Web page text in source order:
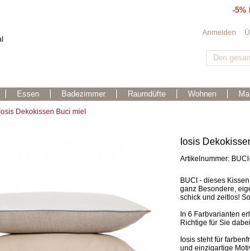
-5%
Essen Badezimmer Raumdüfte Wohnen
Anmelden
Iosis Dekokissen Buci miel
Iosis
Artikelnummer:
BUCI - dieses
ganz Besondere,
schick und zeitlos!
In 6 Farbvarianten
Richtige für Sie
Iosis steht für
und einzigartige